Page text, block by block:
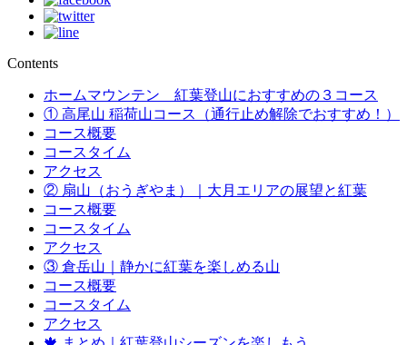
Contents
ホームマウンテン 紅葉登山におすすめの３コース
① 高尾山 稲荷山コース（通行止め解除でおすすめ！）
コース概要
コースタイム
アクセス
② 扇山（おうぎやま）｜大月エリアの展望と紅葉
コース概要
コースタイム
アクセス
③ 倉岳山｜静かに紅葉を楽しめる山
コース概要
コースタイム
アクセス